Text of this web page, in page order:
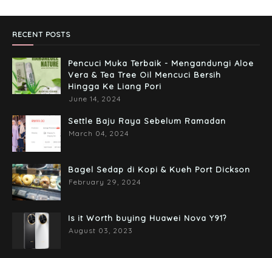
February 05, 2017
RECENT POSTS
Pencuci Muka Terbaik - Mengandungi Aloe
Vera & Tea Tree Oil Mencuci Bersih
Hingga Ke Liang Pori
June 14, 2024
Settle Baju Raya Sebelum Ramadan
March 04, 2024
Bagel Sedap di Kopi & Kueh Port Dickson
February 29, 2024
Is it Worth buying Huawei Nova Y91?
August 03, 2023